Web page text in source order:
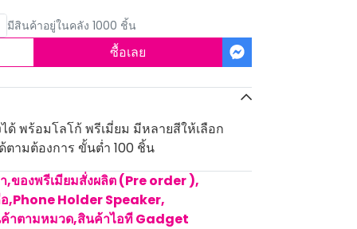
มีสินค้าอยู่ในคลัง 1000 ชิ้น
ซื้อเลย
พร้อมโลโก้ พรีเมี่ยม มีหลายสีให้เลือก
ามต้องการ ขั้นต่ำ 100 ชิ้น
,ของพรีเมียมสั่งผลิต (Pre order ),
,Phone Holder Speaker,
าตามหมวด,สินค้าไอที Gadget